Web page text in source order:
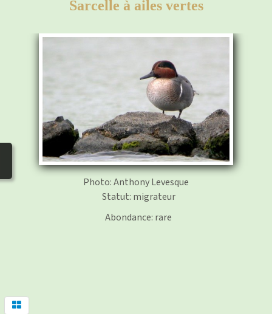
Nos activités
Adhérer/faire un don
Liens
Sarcelle à ailes vertes
Photo: Anthony Levesque
Statut: migrateur
Abondance: rare